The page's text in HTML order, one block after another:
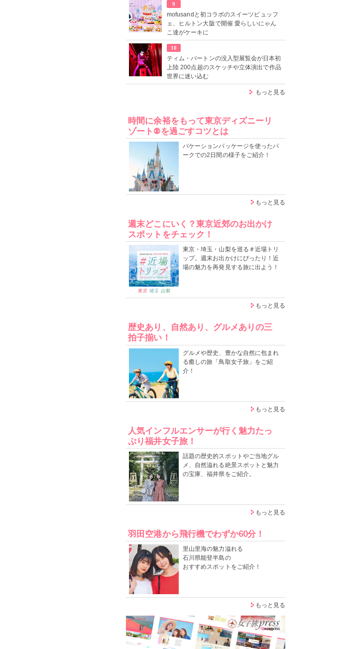
9
mofusandと初コラボのスイーツビュッフ
ェ、ヒルトン大阪で開催 愛らしいにゃん
こ達がケーキに
10
ティム・バートンの没入型展覧会が日本初
上陸 200点超のスケッチや立体演出で作品
世界に迷い込む
もっと見る
時間に余裕をもって東京ディズニーリ
ゾート®を過ごすコツとは
バケーションパッケージを使ったパ
ークでの2日間の様子をご紹介！
もっと見る
週末どこにいく？東京近郊のお出かけ
スポットをチェック！
東京・埼玉・山梨を巡る＃近場トリ
ップ。週末お出かけにぴったり！近
場の魅力を再発見する旅に出よう！
もっと見る
歴史あり、自然あり、グルメありの三
拍子揃い！
グルメや歴史、豊かな自然に包まれ
る癒しの旅「鳥取女子旅」をご紹
介！
もっと見る
人気インフルエンサーが行く魅力たっ
ぷり福井女子旅！
話題の歴史的スポットやご当地グル
メ、自然溢れる絶景スポットと魅力
の宝庫、福井県をご紹介。
もっと見る
羽田空港から飛行機でわずか60分！
里山里海の魅力溢れる
石川県能登半島の
おすすめスポットをご紹介！
もっと見る